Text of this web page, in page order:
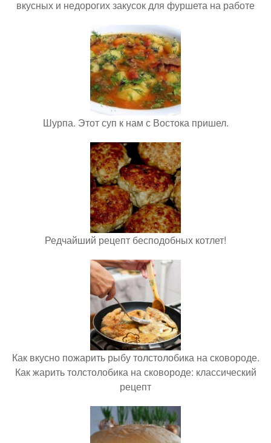
вкусных и недорогих закусок для фуршета на работе
Шурпа. Этот суп к нам с Востока пришел.
Редчайший рецепт бесподобных котлет!
Как вкусно пожарить рыбу толстолобика на сковороде.
Как жарить толстолобика на сковороде: классический
рецепт